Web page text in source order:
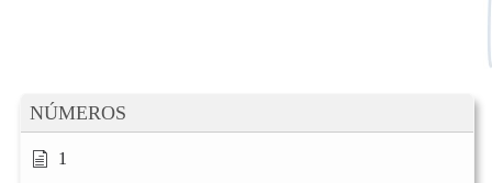
NÚMEROS
1